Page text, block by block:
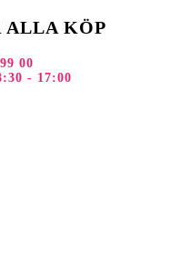
ALLA KÖP
00
- 17:00